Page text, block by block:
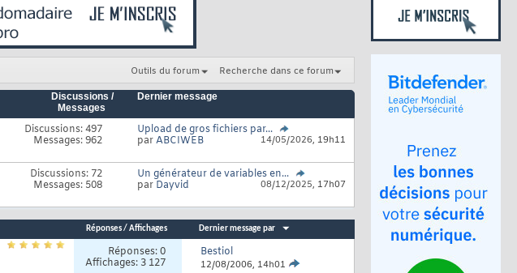
Outils du forum Recherche dans ce forum
Discussions /
Messages
Dernier message
RSS
Discussions: 497
Messages: 962
Upload de gros fichiers par...
parABCIWEB 14/05/2026, 19h11
RSS
de
forum
Discussions: 72
Messages: 508
Un générateur de variables en...
par Dayvid 08/12/2025, 17h07
Réponses/ Affichages Dernier message par
Réponses:0
Affichages: 3 127
Bestiol
12/08/2006, 14h01